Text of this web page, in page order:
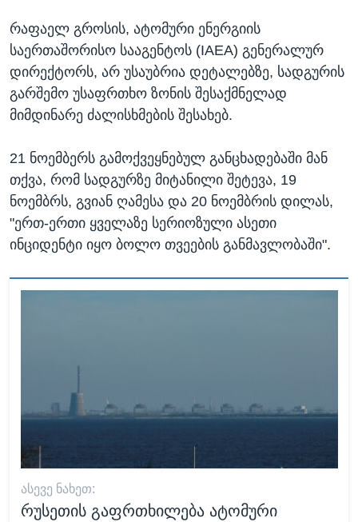
რაფაელ გროსის, ატომური ენერგიის
საერთაშორისო სააგენტოს (IAEA) გენერალურ
დირექტორს, არ უსაუბრია დეტალებზე, სადგურის
გარშემო უსაფრთხო ზონის შესაქმნელად
მიმდინარე ძალისხმების შესახებ.
21 ნოემბერს გამოქვეყნებულ განცხადებაში მან
თქვა, რომ სადგურზე მიტანილი შეტევა, 19
ნოემბრს, გვიან ღამესა და 20 ნოემბრის დილას,
"ერთ-ერთი ყველაზე სერიოზული ასეთი
ინციდენტი იყო ბოლო თვეების განმავლობაში".
ᲐᲡᲔᲕᲔ ᲜᲐᲮᲔᲗ:
რუსეთის გაფრთხილება ატომური